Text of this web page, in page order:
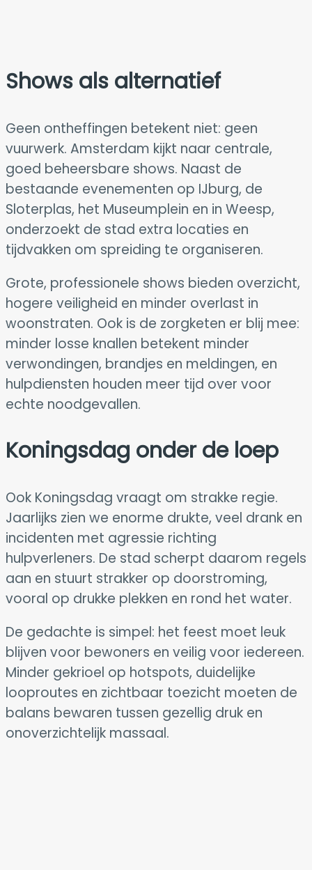
Shows als alternatief
Geen ontheffingen betekent niet: geen
vuurwerk. Amsterdam kijkt naar centrale,
goed beheersbare shows. Naast de
bestaande evenementen op IJburg, de
Sloterplas, het Museumplein en in Weesp,
onderzoekt de stad extra locaties en
tijdvakken om spreiding te organiseren.
Grote, professionele shows bieden overzicht,
hogere veiligheid en minder overlast in
woonstraten. Ook is de zorgketen er blij mee:
minder losse knallen betekent minder
verwondingen, brandjes en meldingen, en
hulpdiensten houden meer tijd over voor
echte noodgevallen.
Koningsdag onder de loep
Ook Koningsdag vraagt om strakke regie.
Jaarlijks zien we enorme drukte, veel drank en
incidenten met agressie richting
hulpverleners. De stad scherpt daarom regels
aan en stuurt strakker op doorstroming,
vooral op drukke plekken en rond het water.
De gedachte is simpel: het feest moet leuk
blijven voor bewoners en veilig voor iedereen.
Minder gekrioel op hotspots, duidelijke
looproutes en zichtbaar toezicht moeten de
balans bewaren tussen gezellig druk en
onoverzichtelijk massaal.